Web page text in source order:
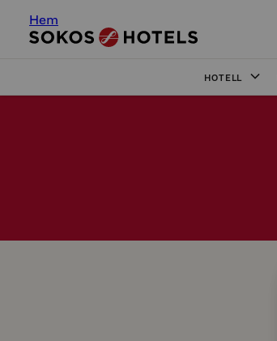
Hem
HOTELL